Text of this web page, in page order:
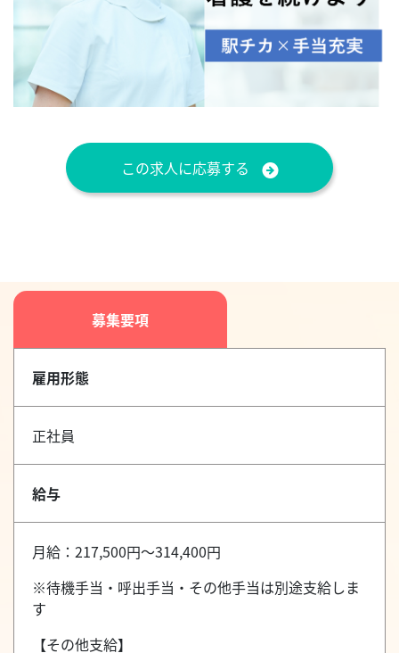
この求人に応募する
募集要項
雇用形態
正社員
給与
月給：217,500円～314,400円
※待機手当・呼出手当・その他手当は別途支給しま
す
【その他支給】